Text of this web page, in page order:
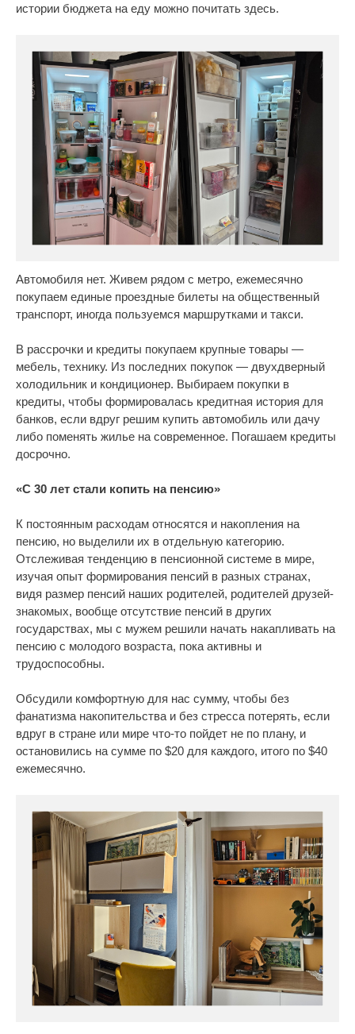
истории бюджета на еду можно почитать здесь.
Автомобиля нет. Живем рядом с метро, ежемесячно
покупаем единые проездные билеты на общественный
транспорт, иногда пользуемся маршрутками и такси.
В рассрочки и кредиты покупаем крупные товары —
мебель, технику. Из последних покупок — двухдверный
холодильник и кондиционер. Выбираем покупки в
кредиты, чтобы формировалась кредитная история для
банков, если вдруг решим купить автомобиль или дачу
либо поменять жилье на современное. Погашаем кредиты
досрочно.
«С 30 лет стали копить на пенсию»
К постоянным расходам относятся и накопления на
пенсию, но выделили их в отдельную категорию.
Отслеживая тенденцию в пенсионной системе в мире,
изучая опыт формирования пенсий в разных странах,
видя размер пенсий наших родителей, родителей друзей-
знакомых, вообще отсутствие пенсий в других
государствах, мы с мужем решили начать накапливать на
пенсию с молодого возраста, пока активны и
трудоспособны.
Обсудили комфортную для нас сумму, чтобы без
фанатизма накопительства и без стресса потерять, если
вдруг в стране или мире что-то пойдет не по плану, и
остановились на сумме по $20 для каждого, итого по $40
ежемесячно.